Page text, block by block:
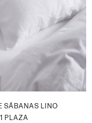
SÁBANAS LINO
PLAZA